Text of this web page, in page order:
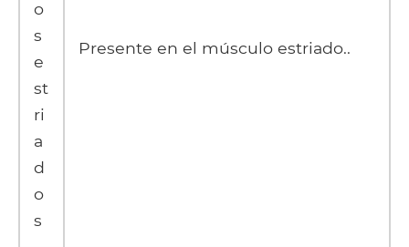
o
s
e
st
ri
a
d
o
s
Presente en el músculo estriado..